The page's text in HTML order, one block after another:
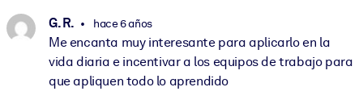
G. R. hace 6 años
Me encanta muy interesante para aplicarlo en la
vida diaria e incentivar a los equipos de trabajo para
que apliquen todo lo aprendido